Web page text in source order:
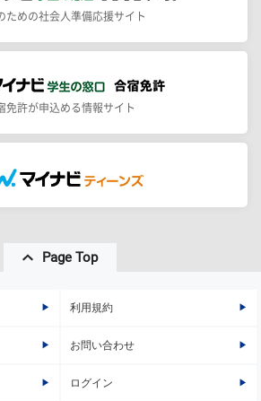
ための社会人準備応援サイト
免許が申込める情報サイト
Page Top
利用規約
お問い合わせ
ログイン